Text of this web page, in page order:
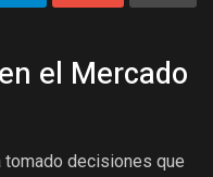
el Mercado
tomado decisiones que